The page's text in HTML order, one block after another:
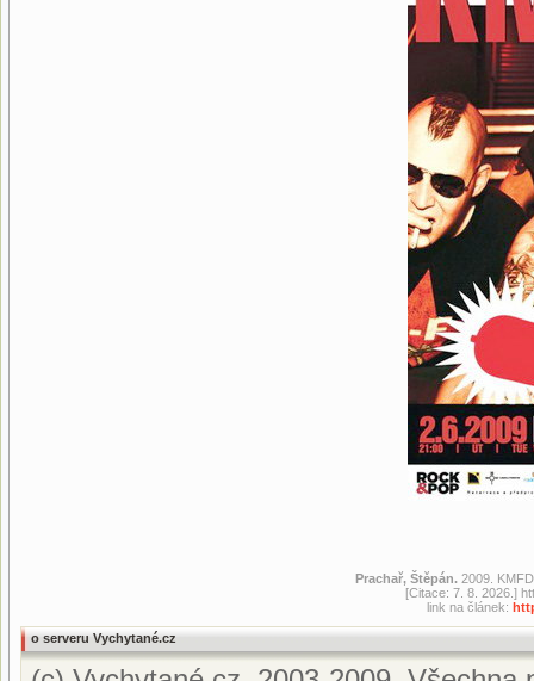
Prachař, Štěpán. 2009.
[Citace: 7. 8. 2026.]
link na článek:
o serveru Vychytané.cz